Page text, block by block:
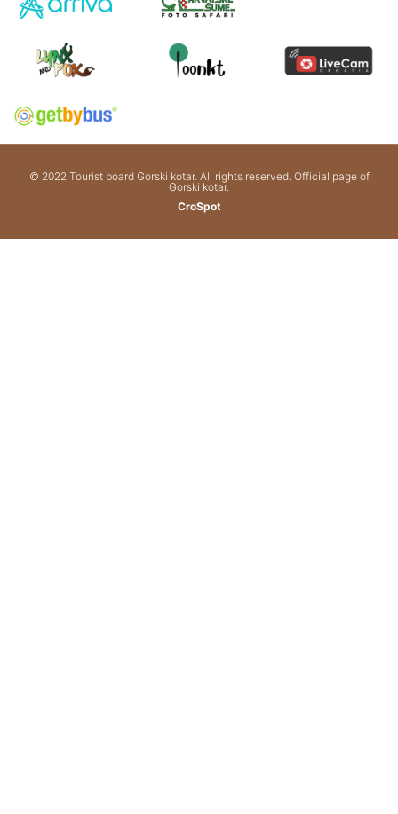
© 2022 Tourist board Gorski kotar. All rights reserved. Official page of
Gorski kotar.
CroSpot